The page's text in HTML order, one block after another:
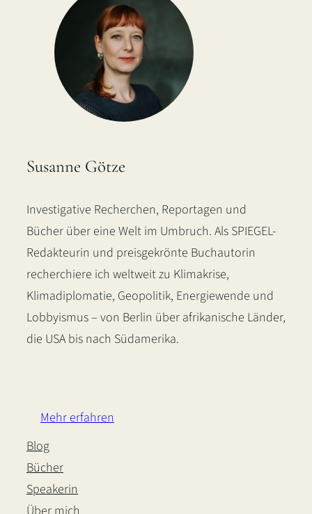
Susanne Götze
Investigative Recherchen, Reportagen und
Bücher über eine Welt im Umbruch. Als SPIEGEL-
Redakteurin und preisgekrönte Buchautorin
recherchiere ich weltweit zu Klimakrise,
Klimadiplomatie, Geopolitik, Energiewende und
Lobbyismus – von Berlin über afrikanische Länder,
die USA bis nach Südamerika.
Mehr erfahren
Blog
Bücher
Speakerin